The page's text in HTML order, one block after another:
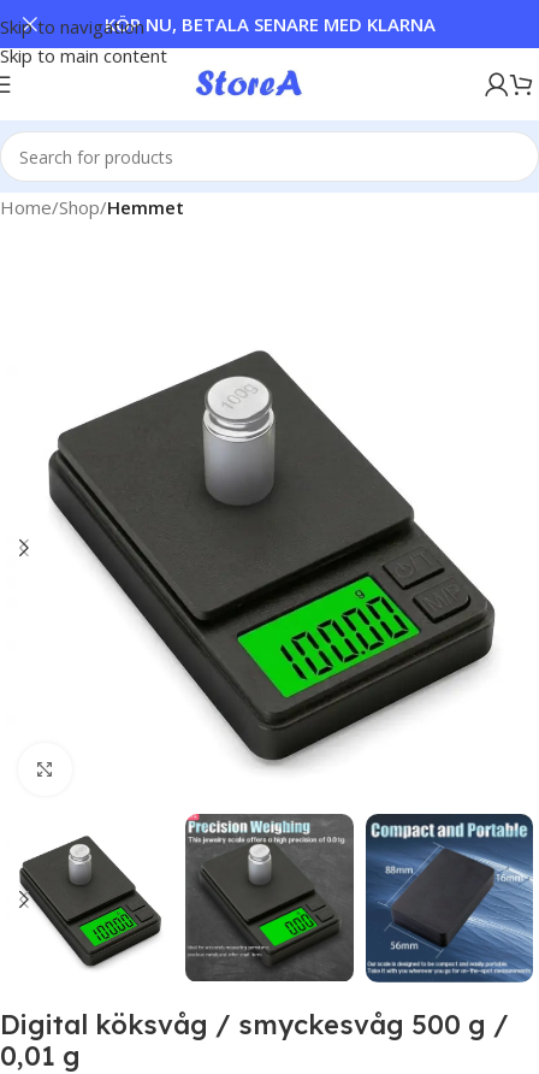
Skip to navigation
Skip to main content
KÖP NU, BETALA SENARE MED KLARNA
Home Shop Hemmet
Digital köksvåg / smyckesvåg 500 g /
0,01 g